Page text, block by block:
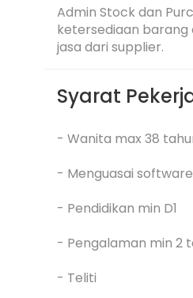
Admin Stock dan
ketersediaan barang
jasa dari supplier.
Syarat
- Wanita max 38
- Menguasai
- Pendidikan min D1
- Pengalaman min 2
- Teliti